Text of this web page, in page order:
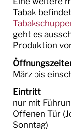
Tabak
geht es
Produktion
März bis
Eintritt
nur mit
Offenen Tür
Sonntag)